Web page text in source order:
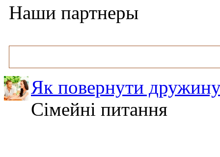
Наши партнеры
Як повернути
Сімейні питання